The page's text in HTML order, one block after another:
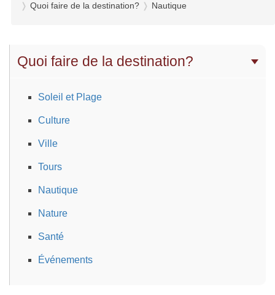
Quoi faire de la destination? Nautique
Quoi faire de la destination?
Soleil et Plage
Culture
Ville
Tours
Nautique
Nature
Santé
Événements